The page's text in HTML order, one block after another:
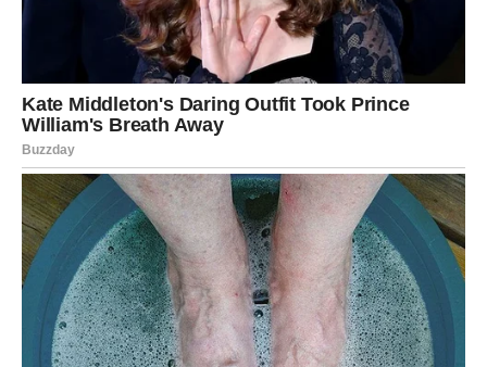
Ona ostavlja trag koji vrijeme ne briše.